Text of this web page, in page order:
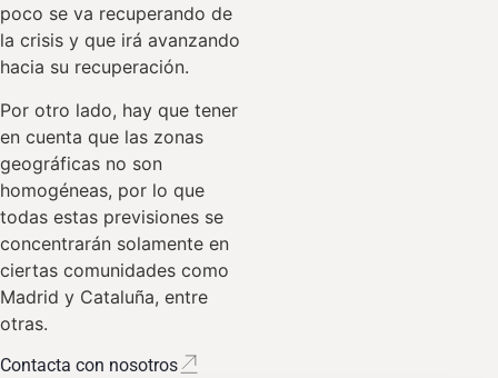
poco se va recuperando de
la crisis y que irá avanzando
hacia su recuperación.
Por otro lado, hay que tener
en cuenta que las zonas
geográficas no son
homogéneas, por lo que
todas estas previsiones se
concentrarán solamente en
ciertas comunidades como
Madrid y Cataluña, entre
otras.
Contacta con nosotros